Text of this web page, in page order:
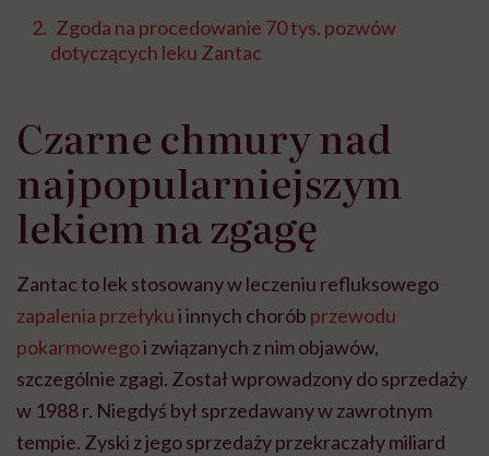
Zgoda na procedowanie 70 tys. pozwów
dotyczących leku Zantac
Czarne chmury nad
najpopularniejszym
lekiem na zgagę
Zantac to lek stosowany w leczeniu refluksowego
zapalenia przełykui innych chorób przewodu
pokarmowegoi związanych z nim objawów,
szczególnie zgagi. Został wprowadzony do sprzedaży
w 1988 r. Niegdyś był sprzedawany w zawrotnym
tempie. Zyski z jego sprzedaży przekraczały miliard